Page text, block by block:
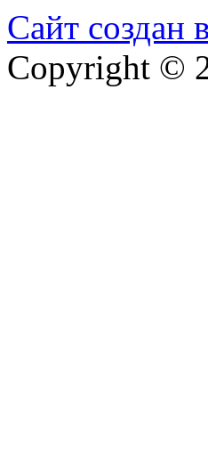
Сайт создан
Copyright ©